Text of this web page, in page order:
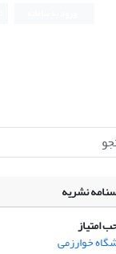
نشریه
امتیاز
خوارزمی